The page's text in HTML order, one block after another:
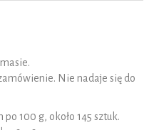
Nie nadaje się do
100 g, około 145 sztuk.